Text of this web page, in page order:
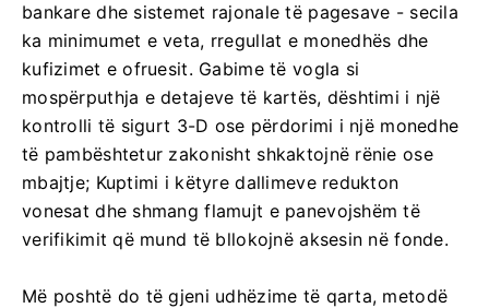
bankare dhe sistemet rajonale të pagesave - secila
ka minimumet e veta, rregullat e monedhës dhe
kufizimet e ofruesit. Gabime të vogla si
mospërputhja e detajeve të kartës, dështimi i një
kontrolli të sigurt 3-D ose përdorimi i një monedhe
të pambështetur zakonisht shkaktojnë rënie ose
mbajtje; Kuptimi i këtyre dallimeve redukton
vonesat dhe shmang flamujt e panevojshëm të
verifikimit që mund të bllokojnë aksesin në fonde.
Më poshtë do të gjeni udhëzime të qarta, metodë